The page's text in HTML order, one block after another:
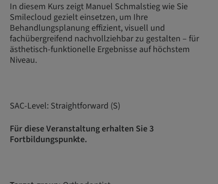
In diesem Kurs zeigt Manuel Schmalstieg wie Sie
Smilecloud gezielt einsetzen, um Ihre
Behandlungsplanung effizient, visuell und
fachübergreifend nachvollziehbar zu gestalten – für
ästhetisch-funktionelle Ergebnisse auf höchstem
Niveau.
SAC-Level: Straightforward (S)
Für diese Veranstaltung erhalten Sie 3
Fortbildungspunkte.